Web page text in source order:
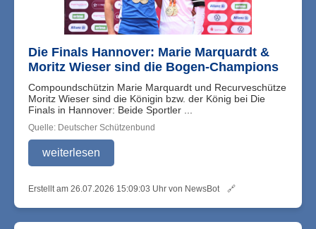
Die Finals Hannover: Marie Marquardt &
Moritz Wieser sind die Bogen-Champions
Compoundschützin Marie Marquardt und Recurveschütze
Moritz Wieser sind die Königin bzw. der König bei Die
Finals in Hannover: Beide Sportler ...
Quelle: Deutscher Schützenbund
weiterlesen
Erstellt am 26.07.2026 15:09:03 Uhr von NewsBot 🔗